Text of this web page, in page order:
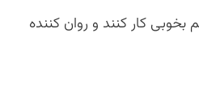
کار کنند و روان کننده